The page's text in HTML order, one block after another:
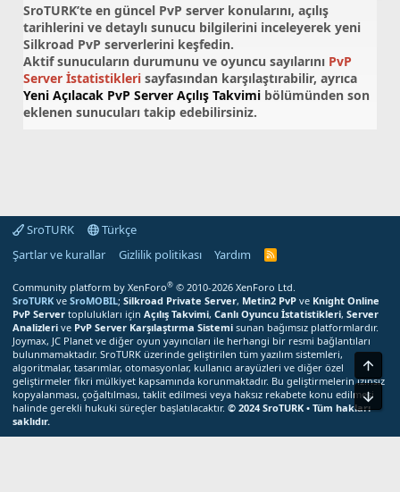
SroTURK’te en güncel PvP server konularını, açılış
tarihlerini ve detaylı sunucu bilgilerini inceleyerek yeni
Silkroad PvP serverlerini keşfedin.
Aktif sunucuların durumunu ve oyuncu sayılarını PvP
Server İstatistikleri sayfasından karşılaştırabilir, ayrıca
Yeni Açılacak PvP Server Açılış Takvimi bölümünden son
eklenen sunucuları takip edebilirsiniz.
SroTURK
Türkçe
Şartlar ve kurallar
Gizlilik politikası Yardım
S
T
U
R
K
R
S
S
M
e
r
Community platform by XenForo® © 2010-2026 XenForo Ltd.
SroTURK ve SroMOBIL; Silkroad Private Server, Metin2 PvP ve Knight Online
PvP Server toplulukları için Açılış Takvimi, Canlı Oyuncu İstatistikleri, Server
Analizleri ve PvP Server Karşılaştırma Sistemi sunan bağımsız platformlardır.
Joymax, JC Planet ve diğer oyun yayıncıları ile herhangi bir resmi bağlantıları
bulunmamaktadır. SroTURK üzerinde geliştirilen tüm yazılım sistemleri,
algoritmalar, tasarımlar, otomasyonlar, kullanıcı arayüzleri ve diğer özel
geliştirmeler fikri mülkiyet kapsamında korunmaktadır. Bu geliştirmelerin izinsiz
kopyalanması, çoğaltılması, taklit edilmesi veya haksız rekabete konu edilmesi
halinde gerekli hukuki süreçler başlatılacaktır. © 2024 SroTURK • Tüm hakları
saklıdır.